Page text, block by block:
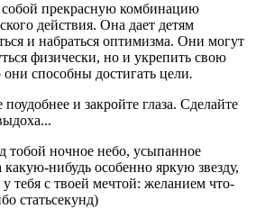
собой прекрасную комбинацию
действия. Она дает детям
и набраться оптимизма. Они могут
физически, но и укрепить свою
они способны достигать цели.
поудобнее и закройте глаза. Сделайте
тобой ночное небо, усыпанное
нибудь особенно яркую звезду,
у тебя с твоей мечтой: желанием что-
статьсекунд)